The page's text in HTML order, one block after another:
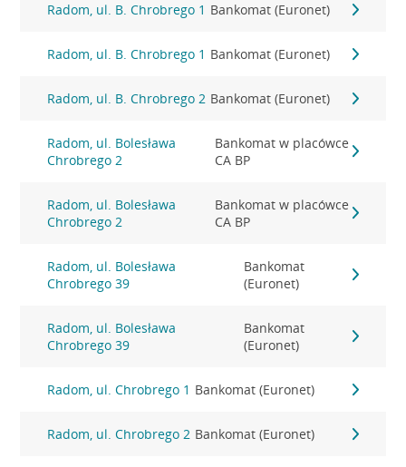
Radom, ul. B. Chrobrego 1 Bankomat (Euronet)
Radom, ul. B. Chrobrego 1 Bankomat (Euronet)
Radom, ul. B. Chrobrego 2 Bankomat (Euronet)
Radom, ul. Bolesława
Chrobrego 2
Bankomat w placówce
CA BP
Radom, ul. Bolesława
Chrobrego 2
Bankomat w placówce
CA BP
Radom, ul. Bolesława
Chrobrego 39
Bankomat
(Euronet)
Radom, ul. Bolesława
Chrobrego 39
Bankomat
(Euronet)
Radom, ul. Chrobrego 1 Bankomat (Euronet)
Radom, ul. Chrobrego 2 Bankomat (Euronet)